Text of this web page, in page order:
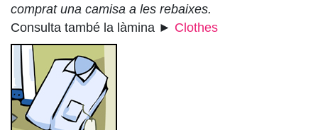
comprat una camisa a les rebaixes.
Consulta també la làmina ► Clothes